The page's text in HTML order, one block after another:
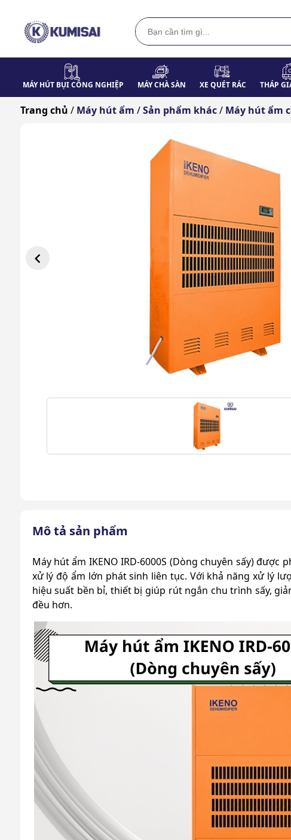
MÁY HÚT BỤI CÔNG NGHIỆP MÁY CHÀ SÀN XE QUÉT RÁC THÁP
Trang chủ / Máy hút ẩm / Sản phẩm khác / Máy hút ẩm
Mô tả sản phẩm
Máy hút ẩm IKENO IRD-6000S (Dòng chuyên sấy)
xử lý độ ẩm lớn phát sinh liên tục. Với khả năng xử lý
hiệu suất bền bỉ, thiết bị giúp rút ngắn chu trình sấy,
đều hơn.